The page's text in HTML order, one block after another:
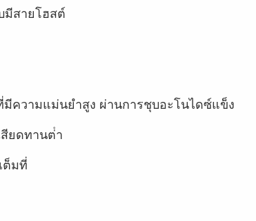
มีสายโฮสต์
ความแม่นยำสูง ผ่านการชุบอะโนไดซ์แข็ง
ยดทานต่ํา
ต็มที่